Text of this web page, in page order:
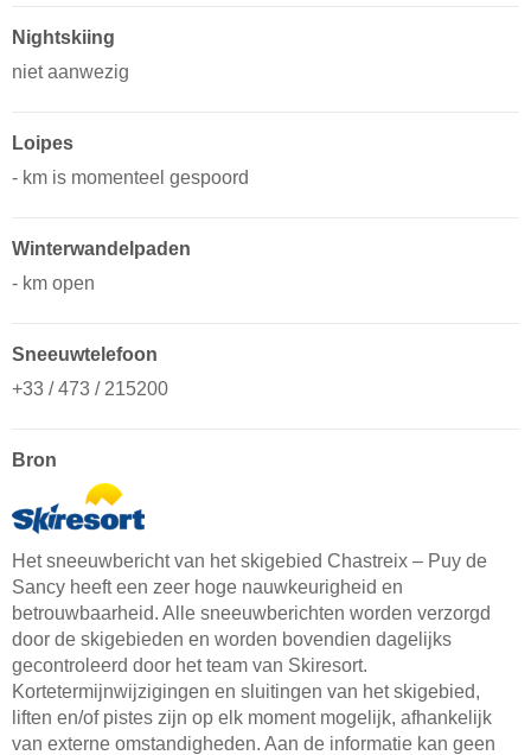
Nightskiing
niet aanwezig
Loipes
- km is momenteel gespoord
Winterwandelpaden
- km open
Sneeuwtelefoon
+33 / 473 / 215200
Bron
Het sneeuwbericht van het skigebied Chastreix – Puy de
Sancy heeft een zeer hoge nauwkeurigheid en
betrouwbaarheid. Alle sneeuwberichten worden verzorgd
door de skigebieden en worden bovendien dagelijks
gecontroleerd door het team van Skiresort.
Kortetermijnwijzigingen en sluitingen van het skigebied,
liften en/of pistes zijn op elk moment mogelijk, afhankelijk
van externe omstandigheden. Aan de informatie kan geen